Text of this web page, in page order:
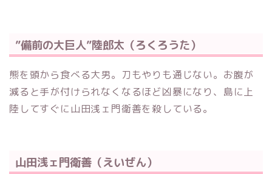
”備前の大巨人”陸郎太（ろくろうた）
熊を頭から食べる大男。刀もやりも通じない。お腹が
減ると手が付けられなくなるほど凶暴になり、島に上
陸してすぐに山田浅ェ門衛善を殺している。
山田浅ェ門衛善（えいぜん）